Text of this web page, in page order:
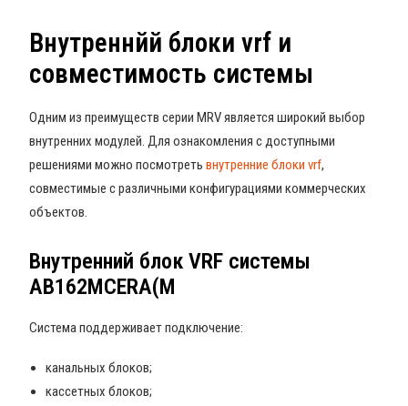
Внутреннйй блоки vrf и
совместимость системы
Одним из преимуществ серии MRV является широкий выбор
внутренних модулей. Для ознакомления с доступными
решениями можно посмотреть внутренние блоки vrf,
совместимые с различными конфигурациями коммерческих
объектов.
Внутренний блок VRF системы
AB162MCERA(M
Система поддерживает подключение:
канальных блоков;
кассетных блоков;